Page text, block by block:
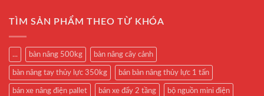
TÌM SẢN PHẨM THEO TỪ KHÓA
... bàn nâng 500kg bàn nâng cây cảnh
bàn nâng tay thủy lực 350kg bán bàn nâng thủy lực 1 tấn
bán xe nâng điện pallet bán xe đẩy 2 tầng bộ nguồn mini điện